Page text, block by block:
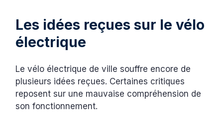
Les idées reçues sur le vélo
électrique
Le vélo électrique de ville souffre encore de
plusieurs idées reçues. Certaines critiques
reposent sur une mauvaise compréhension de
son fonctionnement.